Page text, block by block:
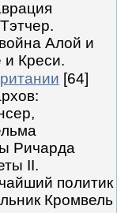
Алой и
и Креси.
[64]
Ричарда
II.
политик
Кромвель